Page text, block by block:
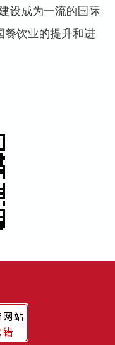
设成为一流的国际
餐饮业的提升和进